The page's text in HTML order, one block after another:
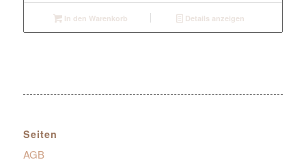
In den Warenkorb Details anzeigen
Seiten
AGB